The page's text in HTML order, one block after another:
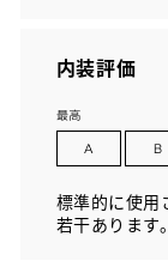
内装評価
標準的に使用
若干あります。